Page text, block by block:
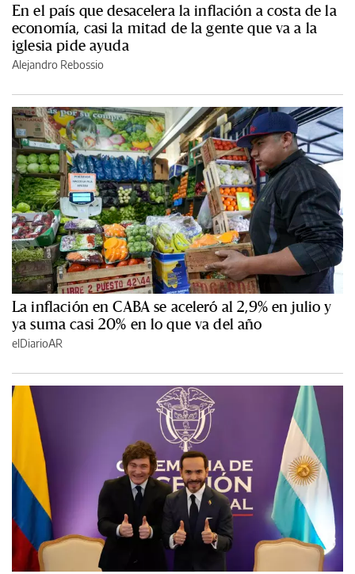
En el país que desacelera la inflación a costa de la
economía, casi la mitad de la gente que va a la
iglesia pide ayuda
Alejandro Rebossio
La inflación en CABA se aceleró al 2,9% en julio y
ya suma casi 20% en lo que va del año
elDiarioAR